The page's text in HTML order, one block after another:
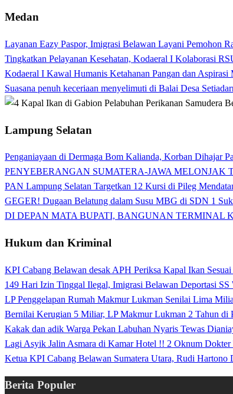
Medan
Layanan Eazy Paspor, Imigrasi Belawan Layani Pemohon
Tingkatkan Pelayanan Kesehatan, Kodaeral I Kolaborasi
Kodaeral I Kawal Humanis Ketahanan Pangan dan
Suasana penuh keceriaan menyelimuti di Balai Desa
Lampung Selatan
Penganiayaan di Dermaga Bom Kalianda, Korban Dihajar
PENYEBERANGAN SUMATERA-JAWA MELONJAK
PAN Lampung Selatan Targetkan 12 Kursi di Pileg
GEGER! Dugaan Belatung dalam Susu MBG di SDN 1
DI DEPAN MATA BUPATI, BANGUNAN TERMINAL
Hukum dan Kriminal
KPI Cabang Belawan desak APH Periksa Kapal Ikan
149 Hari Izin Tinggal Ilegal, Imigrasi Belawan Deportasi SS
LP Penggelapan Rumah Makmur Lukman Senilai Lima
Bernilai Kerugian 5 Miliar, LP Makmur Lukman 2 Tahun di
Kakak dan adik Warga Pekan Labuhan Nyaris Tewas
Lagi Asyik Jalin Asmara di Kamar Hotel !! 2 Oknum
Ketua KPI Cabang Belawan Sumatera Utara, Rudi
Berita Populer